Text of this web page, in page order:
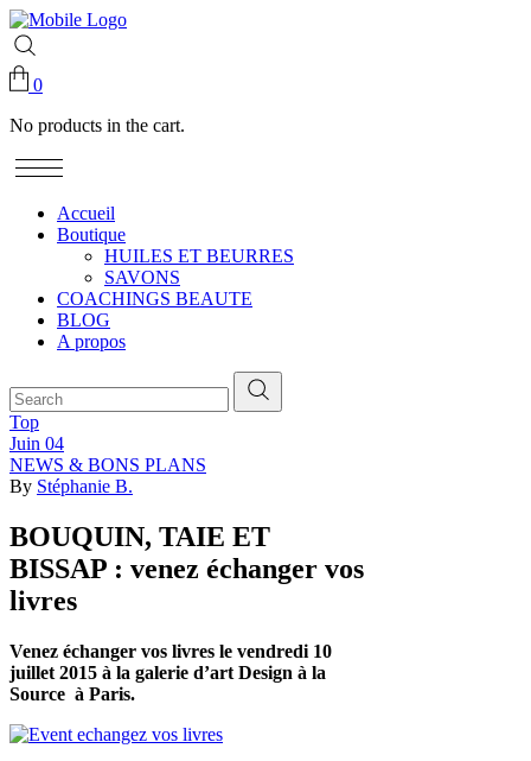
0
No products in the cart.
Accueil
Boutique
HUILES ET BEURRES
SAVONS
COACHINGS BEAUTE
BLOG
A propos
Top
Juin 04
NEWS & BONS PLANS
By Stéphanie B.
BOUQUIN, TAIE ET
BISSAP : venez échanger vos
livres
Venez échanger vos livres le vendredi 10
juillet 2015 à la galerie d’art Design à la
Source à Paris.